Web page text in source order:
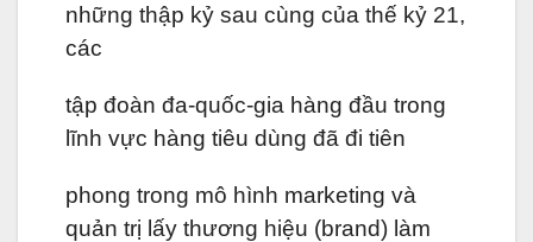
những thập kỷ sau cùng của thế kỷ 21,
các
tập đoàn đa-quốc-gia hàng đầu trong
lĩnh vực hàng tiêu dùng đã đi tiên
phong trong mô hình marketing và
quản trị lấy thương hiệu (brand) làm